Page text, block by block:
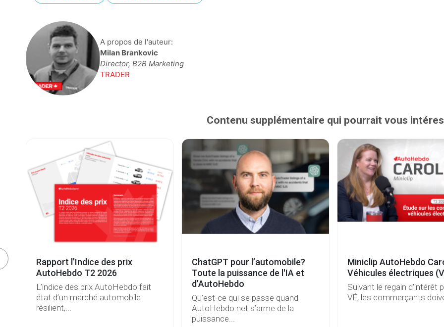
A propos de l'auteur:
Milan Brankovic
Director, B2B Marketing
TRADER
Contenu supplémentaire qui pourrait vous
Rapport l’Indice des prix
AutoHebdo T2 2026
L’indice des prix AutoHebdo fait
état d’un marché automobile
résilient,...
ChatGPT pour l’automobile?
Toute la puissance de l'IA et
d’AutoHebdo
Qu’est-ce qui se passe quand
AutoHebdo.net s’arme de la
puissance...
Miniclip AutoHebdo
Véhicules électriques
Suivant le regain d'intérêt
VÉ, les commerçants